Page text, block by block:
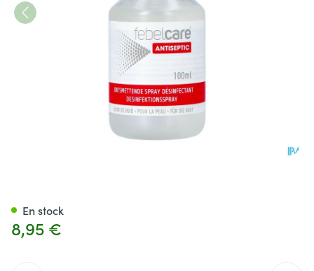
8,95 €
En stock